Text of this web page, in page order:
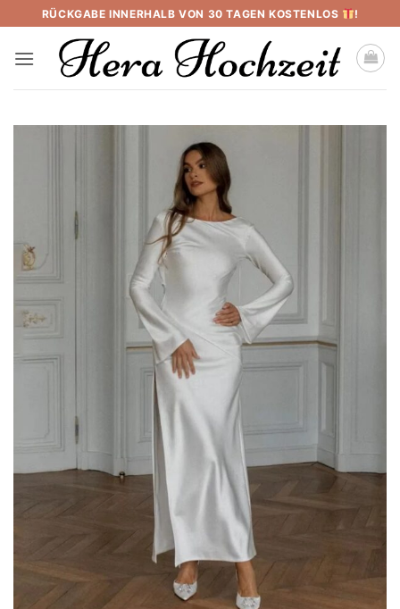
to
content
RÜCKGABE INNERHALB VON 30 TAGEN KOSTENLOS !